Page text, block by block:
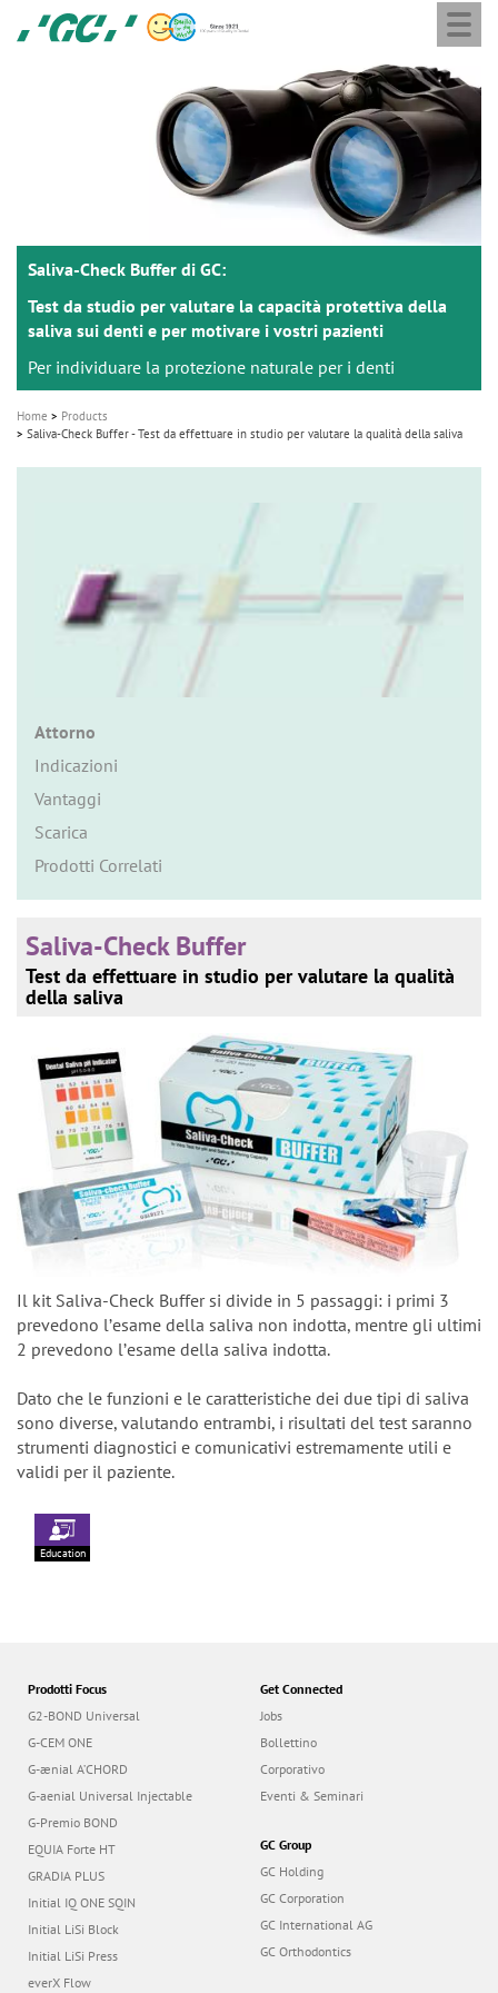
GC
Europe
Saliva-Check Buffer di GC:
Test da studio per valutare la capacità protettiva della
saliva sui denti e per motivare i vostri pazienti
Per individuare la protezione naturale per i denti
Home
Products
Saliva-Check Buffer - Test da effettuare in studio per valutare la qualità della saliva
Attorno
Indicazioni
Vantaggi
Scarica
Prodotti Correlati
Saliva-Check Buffer
Test da effettuare in studio per valutare la qualità
della saliva
Il kit Saliva-Check Buffer si divide in 5 passaggi: i primi 3
prevedono lʼesame della saliva non indotta, mentre gli ultimi
2 prevedono lʼesame della saliva indotta.
Dato che le funzioni e le caratteristiche dei due tipi di saliva
sono diverse, valutando entrambi, i risultati del test saranno
strumenti diagnostici e comunicativi estremamente utili e
validi per il paziente.
Education
Prodotti Focus
G2-BOND Universal
G-CEM ONE
G-ænial A’CHORD
G-aenial Universal Injectable
G-Premio BOND
EQUIA Forte HT
GRADIA PLUS
Initial IQ ONE SQIN
Initial LiSi Block
Initial LiSi Press
everX Flow
Get Connected
Jobs
Bollettino
Corporativo
Eventi & Seminari
GC Group
GC Holding
GC Corporation
GC International AG
GC Orthodontics